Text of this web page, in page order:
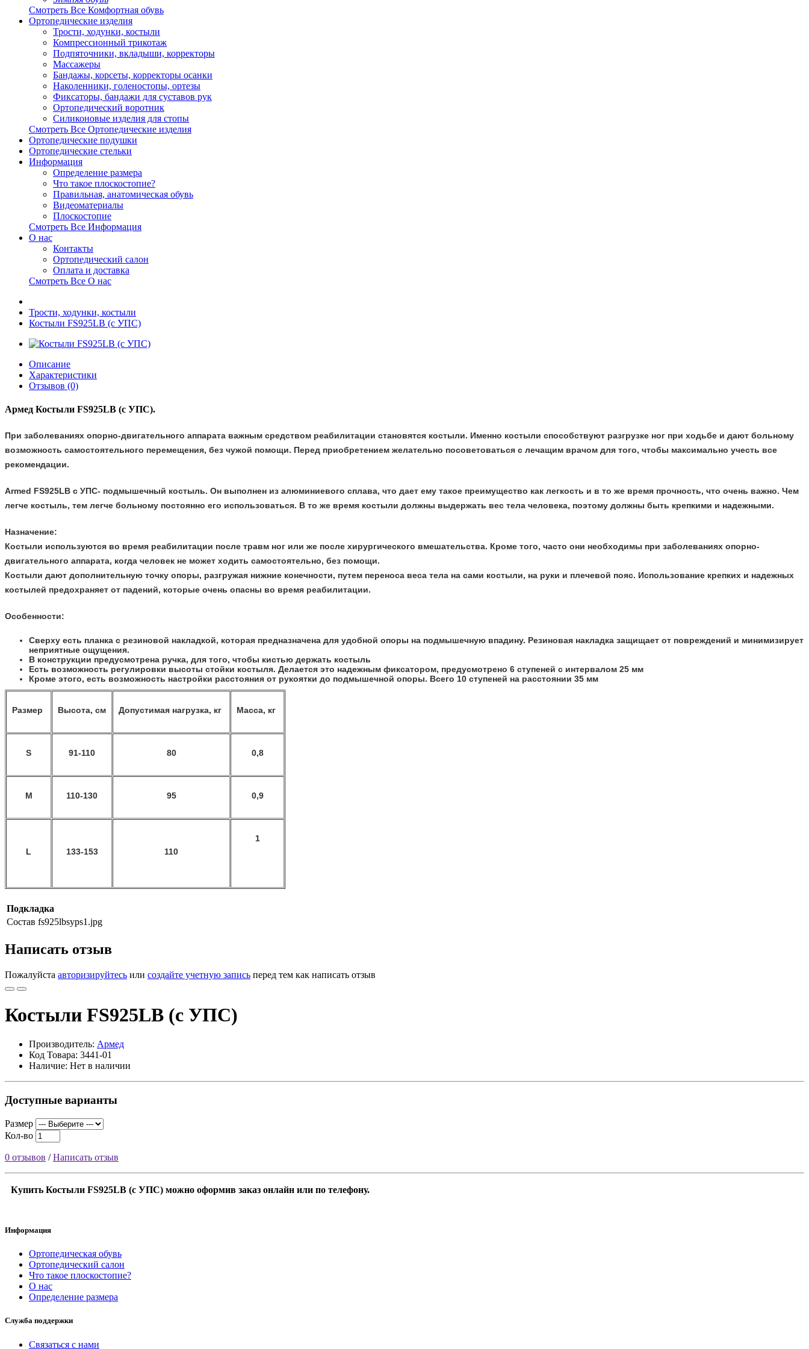
Смотреть Все Комфортная обувь
Ортопедические изделия
Трости, ходунки, костыли
Компрессионный трикотаж
Подпяточники, вкладыши, корректоры
Массажеры
Бандажы, корсеты, корректоры осанки
Наколенники, голеностопы, ортезы
Фиксаторы, бандажи для суставов рук
Ортопедический воротник
Силиконовые изделия для стопы
Смотреть Все Ортопедические изделия
Ортопедические подушки
Ортопедические стельки
Информация
Определение размера
Что такое плоскостопие?
Правильная, анатомическая обувь
Видеоматериалы
Плоскостопие
Смотреть Все Информация
О нас
Контакты
Ортопедический салон
Оплата и доставка
Смотреть Все О нас
Трости, ходунки, костыли
Костыли FS925LB (c УПС)
Описание
Характеристики
Отзывов (0)
Армед Костыли FS925LB (c УПС).
При заболеваниях опорно-двигательного аппарата важным средством реабилитации становятся костыли. Именно костыли способствуют разгрузке ног при ходьбе и дают больному
возможность самостоятельного перемещения, без чужой помощи. Перед приобретением желательно посоветоваться с лечащим врачом для того, чтобы максимально учесть все
рекомендации.
Armed FS925LB c УПС- подмышечный костыль. Он выполнен из алюминиевого сплава, что дает ему такое преимущество как легкость и в то же время прочность, что очень важно. Чем
легче костыль, тем легче больному постоянно его использоваться. В то же время костыли должны выдержать вес тела человека, поэтому должны быть крепкими и надежными.
Назначение:
Костыли используются во время реабилитации после травм ног или же после хирургического вмешательства. Кроме того, часто они необходимы при заболеваниях опорно-
двигательного аппарата, когда человек не может ходить самостоятельно, без помощи.
Костыли дают дополнительную точку опоры, разгружая нижние конечности, путем переноса веса тела на сами костыли, на руки и плечевой пояс. Использование крепких и надежных
костылей предохраняет от падений, которые очень опасны во время реабилитации.
Особенности:
Сверху есть планка с резиновой накладкой, которая предназначена для удобной опоры на подмышечную впадину. Резиновая накладка защищает от повреждений и минимизирует
неприятные ощущения.
В конструкции предусмотрена ручка, для того, чтобы кистью держать костыль
Есть возможность регулировки высоты стойки костыля. Делается это надежным фиксатором, предусмотрено 6 ступеней с интервалом 25 мм
Кроме этого, есть возможность настройки расстояния от рукоятки до подмышечной опоры. Всего 10 ступеней на расстоянии 35 мм
Размер Высота, см Допустимая нагрузка, кг Масса, кг
S 91-110 80 0,8
M 110-130 95 0,9
L 133-153 110
1
Подкладка
Состав fs925lbsyps1.jpg
Написать отзыв
Пожалуйста авторизируйтесь или создайте учетную запись перед тем как написать отзыв
Костыли FS925LB (c УПС)
Производитель: Армед
Код Товара: 3441-01
Наличие: Нет в наличии
Доступные варианты
Размер
Кол-во
0 отзывов /Написать отзыв
Купить Костыли FS925LB (c УПС) можно оформив заказ онлайн или по телефону.
Информация
Ортопедическая обувь
Ортопедический салон
Что такое плоскостопие?
О нас
Определение размера
Служба поддержки
Связаться с нами